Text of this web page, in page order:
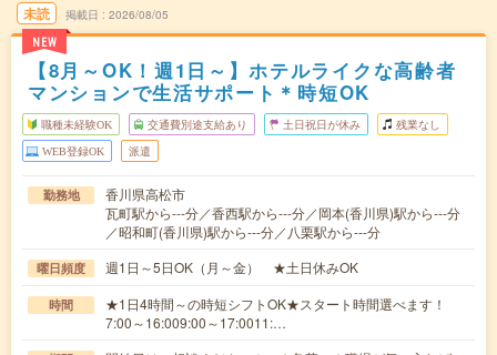
未読
NEW
掲載日 2026/08/05
【8月～OK！週1日～】ホテルライクな高齢者
マンションで生活サポート＊時短OK
職種未経験OK 交通費別途支給あり 土日祝日が休み 残業なし
WEB登録OK 派遣
勤務地
香川県高松市
瓦町駅から---分／香西駅から---分／岡本(香川県)駅から---分
／昭和町(香川県)駅から---分／八栗駅から---分
曜日頻度 週1日～5日OK（月～金） ★土日休みOK
時間
★1日4時間～の時短シフトOK★スタート時間選べます！
7:00～16:009:00～17:0011:…